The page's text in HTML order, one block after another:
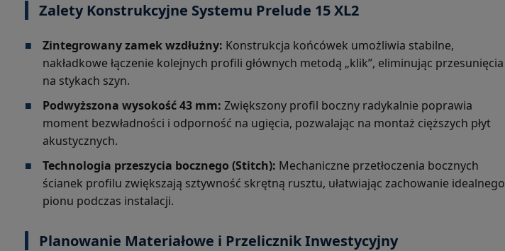
Zalety Konstrukcyjne Systemu Prelude 15 XL2
■ Zintegrowany zamek wzdłużny: Konstrukcja końcówek umożliwia stabilne,
nakładkowe łączenie kolejnych profili głównych metodą „klik”, eliminując przesunięcia
na stykach szyn.
■
Podwyższona wysokość 43 mm: Zwiększony profil boczny radykalnie poprawia
moment bezwładności i odporność na ugięcia, pozwalając na montaż cięższych płyt
akustycznych.
■
Technologia przeszycia bocznego (Stitch): Mechaniczne przetłoczenia bocznych
ścianek profilu zwiększają sztywność skrętną rusztu, ułatwiając zachowanie idealnego
pionu podczas instalacji.
Planowanie Materiałowe i Przelicznik Inwestycyjny